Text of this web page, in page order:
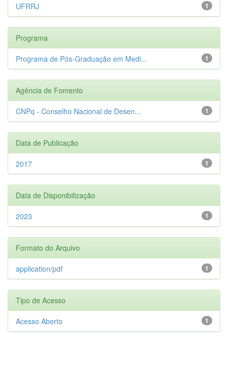
1
UFRRJ
Programa
1
Programa de Pós-Graduação em Medi...
Agência de Fomento
1
CNPq - Conselho Nacional de Desen...
Data de Publicação
1
2017
Data de Disponibilização
1
2023
Formato do Arquivo
1
application/pdf
Tipo de Acesso
1
Acesso Aberto